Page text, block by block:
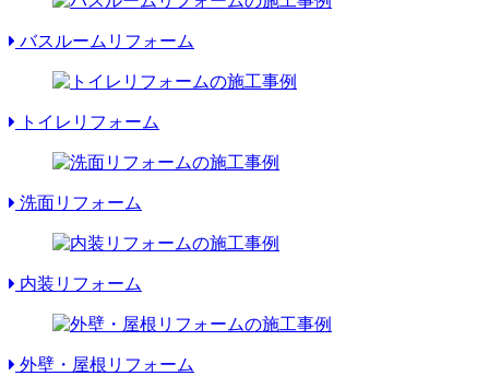
バスルームリフォーム
トイレリフォーム
洗面リフォーム
内装リフォーム
外壁・屋根リフォーム